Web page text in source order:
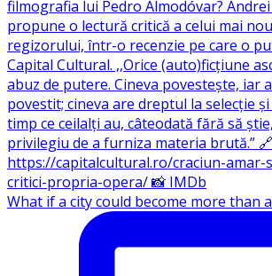
What if a city could become more than